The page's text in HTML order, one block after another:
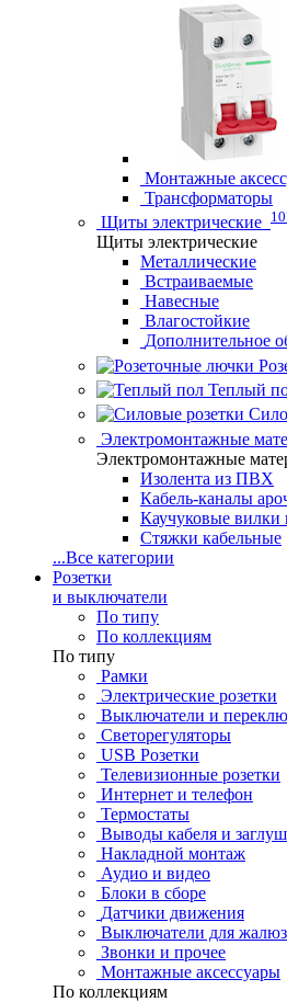
Монтажные
Трансформаторы
Щиты электрические
Щиты электрические
Металлические
Встраиваемые
Навесные
Влагостойкие
Дополнительное
Теплый
Электромонтажные
Электромонтажные
Изолента из ПВХ
Кабель-каналы
Каучуковые вилки
Стяжки кабельные
...Все категории
Розетки
и выключатели
По типу
По коллекциям
По типу
Рамки
Электрические розетки
Выключатели и
Светорегуляторы
USB Розетки
Телевизионные розетки
Интернет и телефон
Термостаты
Выводы кабеля и
Накладной монтаж
Аудио и видео
Блоки в сборе
Датчики движения
Выключатели для
Звонки и прочее
Монтажные аксессуары
По коллекциям